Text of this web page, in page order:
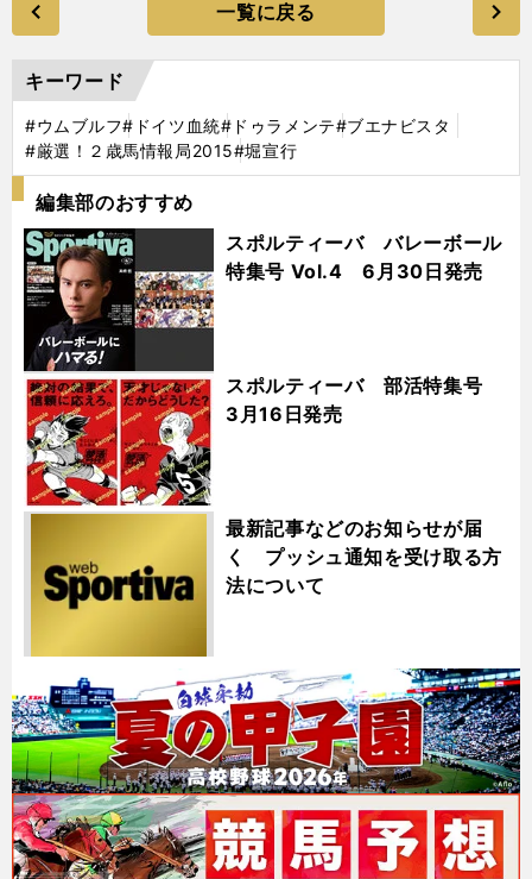
一覧に戻る
キーワード
#ウムブルフ#ドイツ血統#ドゥラメンテ#ブエナビスタ
#厳選！２歳馬情報局2015#堀宣行
編集部のおすすめ
スポルティーバ バレーボール
特集号 Vol.4 6月30日発売
スポルティーバ 部活特集号
3月16日発売
最新記事などのお知らせが届
く プッシュ通知を受け取る方
法について